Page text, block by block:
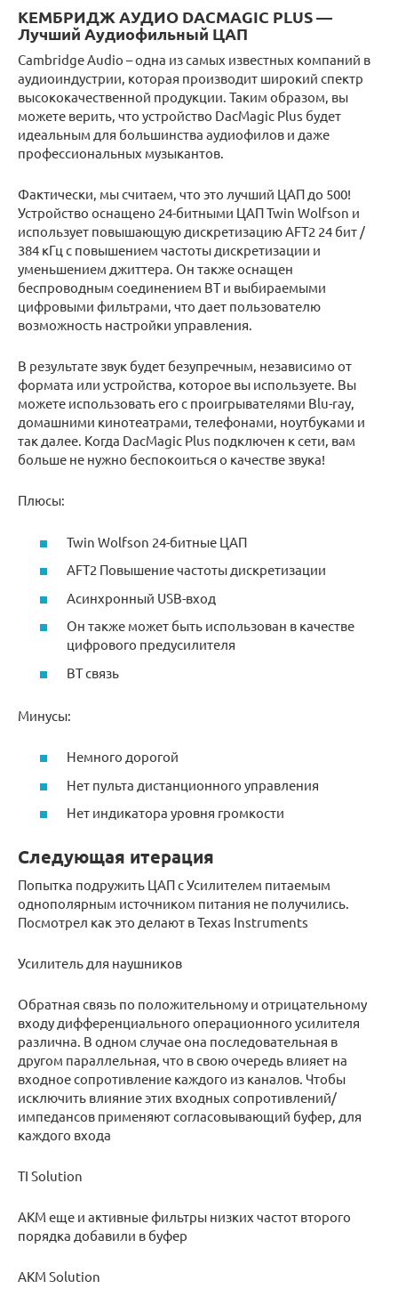
КЕМБРИДЖ АУДИО DACMAGIC PLUS —
Лучший Аудиофильный ЦАП
Cambridge Audio – одна из самых известных компаний в
аудиоиндустрии, которая производит широкий спектр
высококачественной продукции. Таким образом, вы
можете верить, что устройство DacMagic Plus будет
идеальным для большинства аудиофилов и даже
профессиональных музыкантов.
Фактически, мы считаем, что это лучший ЦАП до 500!
Устройство оснащено 24-битными ЦАП Twin Wolfson и
использует повышающую дискретизацию AFT2 24 бит /
384 кГц с повышением частоты дискретизации и
уменьшением джиттера. Он также оснащен
беспроводным соединением BT и выбираемыми
цифровыми фильтрами, что дает пользователю
возможность настройки управления.
В результате звук будет безупречным, независимо от
формата или устройства, которое вы используете. Вы
можете использовать его с проигрывателями Blu-ray,
домашними кинотеатрами, телефонами, ноутбуками и
так далее. Когда DacMagic Plus подключен к сети, вам
больше не нужно беспокоиться о качестве звука!
Плюсы:
Twin Wolfson 24-битные ЦАП
AFT2 Повышение частоты дискретизации
Асинхронный USB-вход
Он также может быть использован в качестве
цифрового предусилителя
BT связь
Минусы:
Немного дорогой
Нет пульта дистанционного управления
Нет индикатора уровня громкости
Следующая итерация
Попытка подружить ЦАП с Усилителем питаемым
однополярным источником питания не получились.
Посмотрел как это делают в Texas Instruments
Усилитель для наушников
Обратная связь по положительному и отрицательному
входу дифференциального операционного усилителя
различна. В одном случае она последовательная в
другом параллельная, что в свою очередь влияет на
входное сопротивление каждого из каналов. Чтобы
исключить влияние этих входных сопротивлений/
импедансов применяют согласовывающий буфер, для
каждого входа
TI Solution
AKM еще и активные фильтры низких частот второго
порядка добавили в буфер
AKM Solution